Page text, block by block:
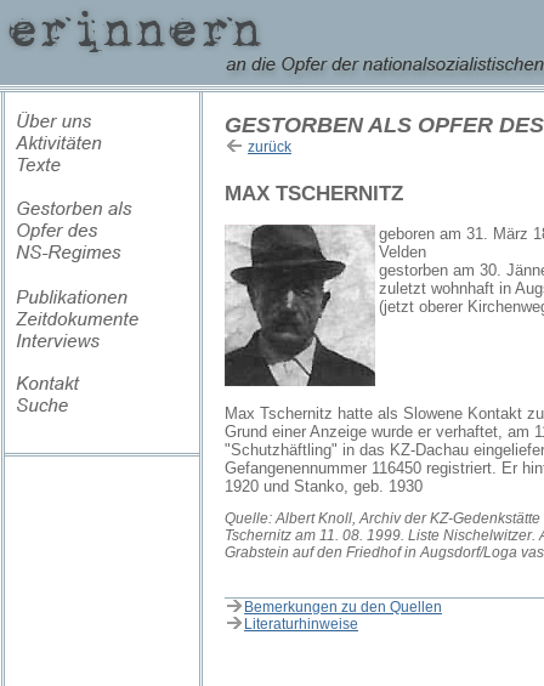
GESTORBEN ALS OPFER
zurück
MAX TSCHERNITZ
geboren am 31. März
Velden
gestorben am 30.
zuletzt wohnhaft in
(jetzt oberer
Max Tschernitz hatte als Slowene Kontakt
Grund einer Anzeige wurde er verhaftet, am
"Schutzhäftling" in das KZ-Dachau
Gefangenennummer 116450 registriert. Er
1920 und Stanko, geb. 1930
Quelle: Albert Knoll, Archiv der KZ-
Tschernitz am 11. 08. 1999. Liste Nischelwitzer.
Grabstein auf den Friedhof in Augsdorf/Loga
Bemerkungen zu den Quellen
Literaturhinweise